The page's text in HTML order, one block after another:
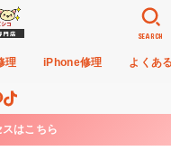
理 iPhone修理 よくあ
SEARCH
はこちら